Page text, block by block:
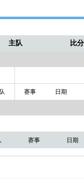
主队 比分
赛事 日期
赛事 日期